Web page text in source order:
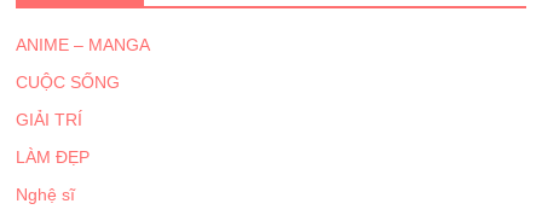
ANIME – MANGA
CUỘC SỐNG
GIẢI TRÍ
LÀM ĐẸP
Nghệ sĩ